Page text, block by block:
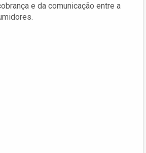
e da comunicação entre a